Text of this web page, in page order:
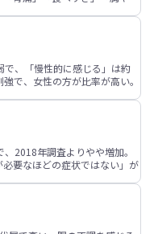
む」が4割弱、「消化の良い
療所などの医療機関に行く」
果」に続き、「効き目のはや
考情報源は「テレビ番組・
意見」「商品パッケージの
位
ン店舗の)ドラッグストア」
設された)薬局・薬店、ドラ
む」の他、「消化の良いもの
控える」「病院・診療所など
、「慢性的に感じる」は約
で、女性の方が比率が高い。
い、不快感」が3割弱、「胃酸
る、胸やけ」「胃が痛い」が
うものは「一時的な食べ過
、体調不良」「加齢による」
悩み事がある」が約24%。胃
不良」「加齢による」「スト
3位。
、「市販の胃薬や漢方薬を
人では「病院に行く・医師に
2018年調査よりやや増加。
要なほどの症状ではない」が
グストア」が市販薬購入者
局・薬店」が各1割強。今後
強、「スーパー」「薬局・